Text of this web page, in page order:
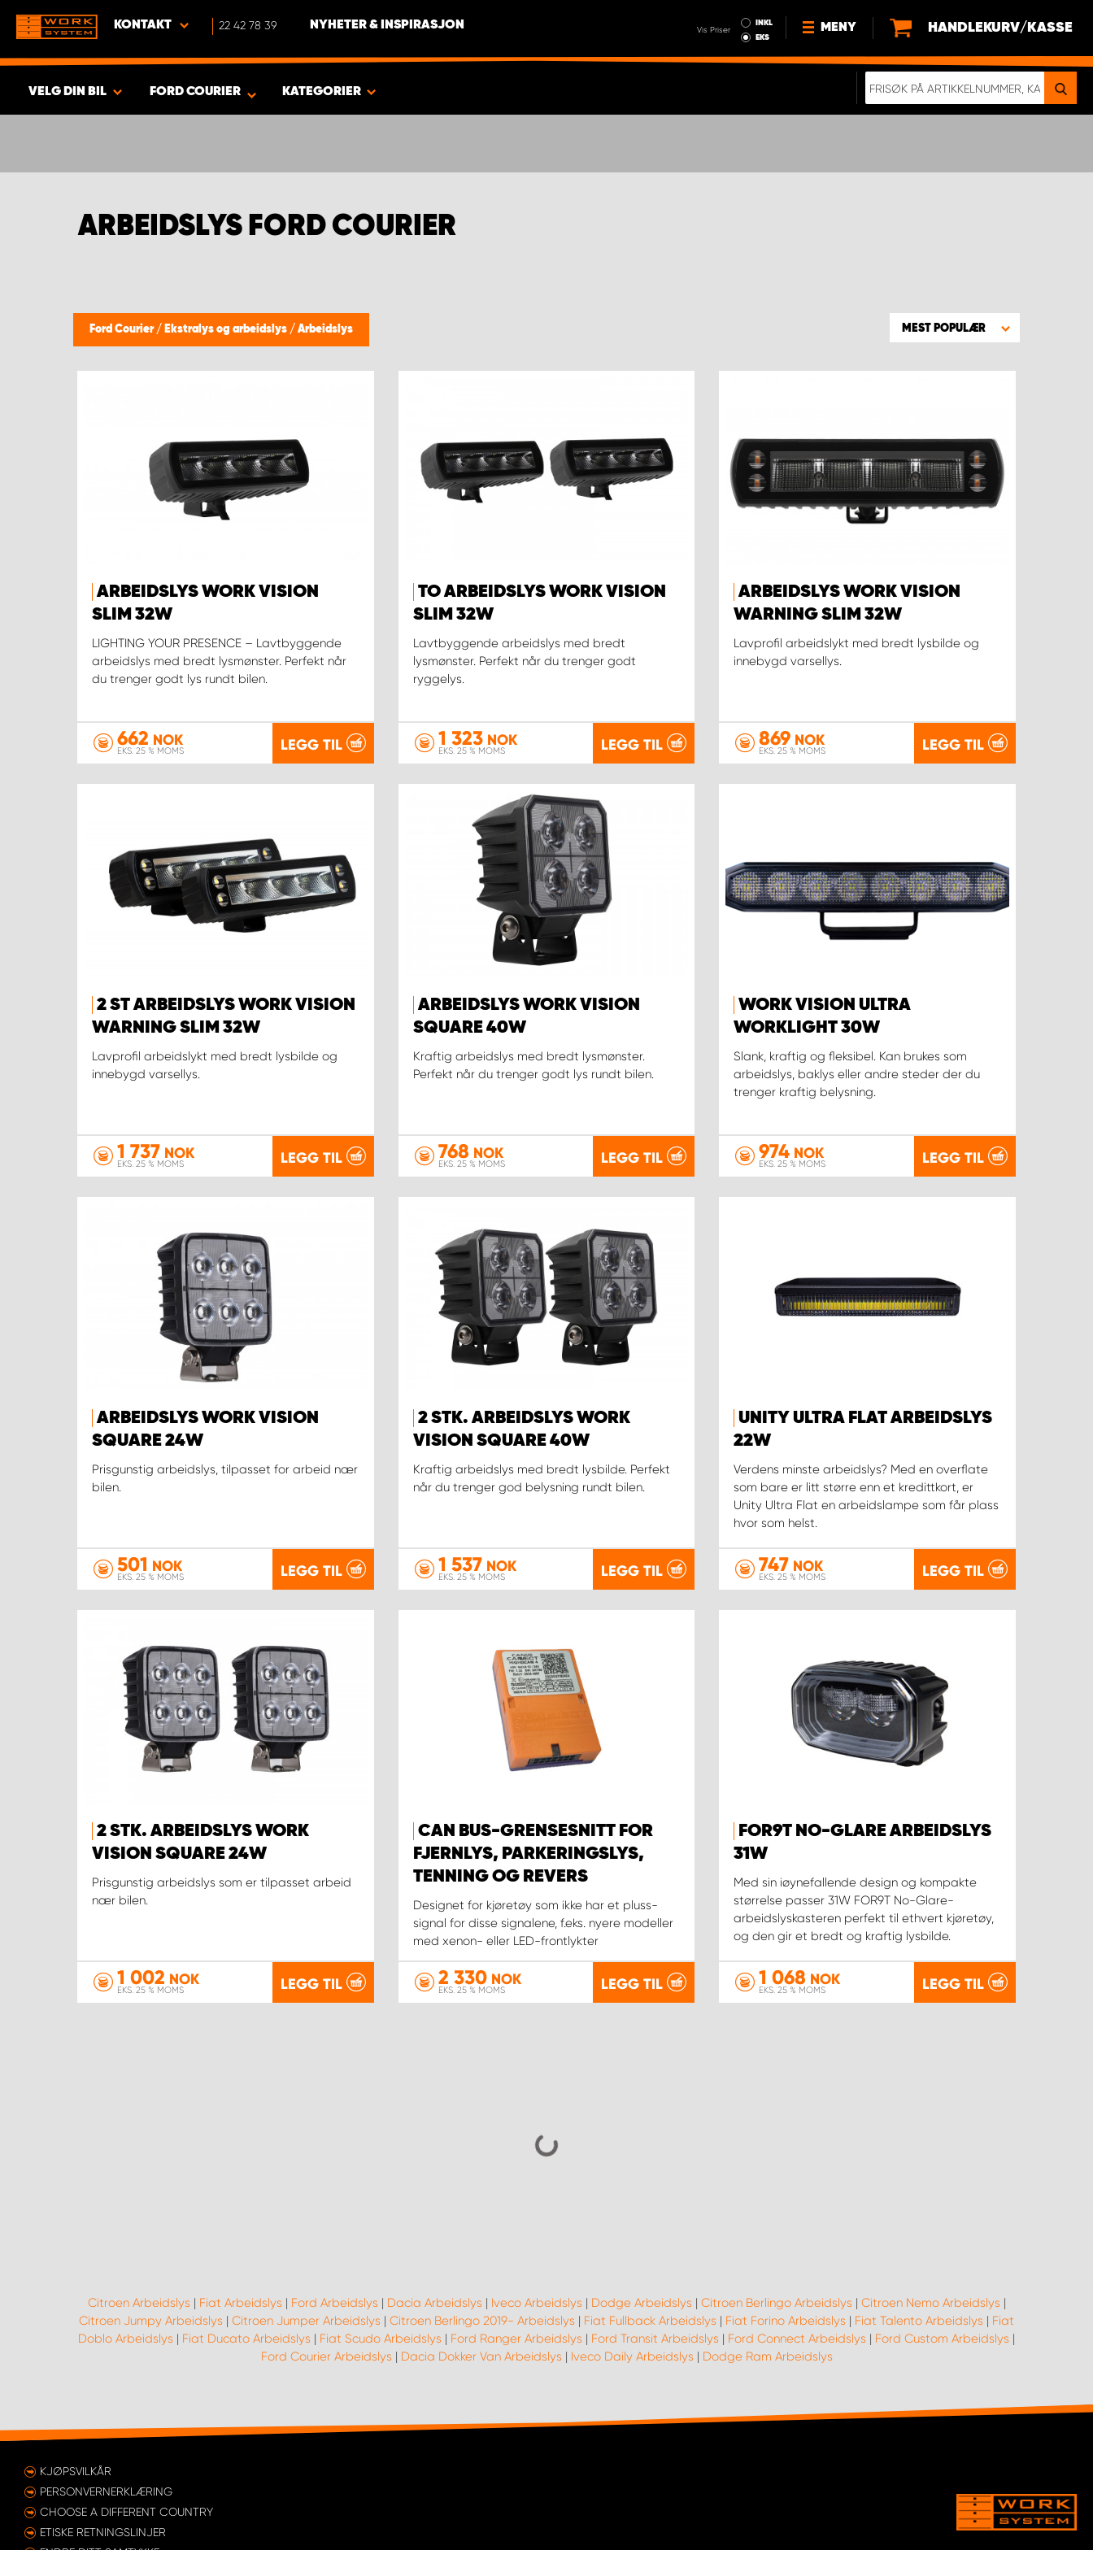
KONTAKT 22 42 78 39 NYHETER & INSPIRASJON Vis Priser
INKL
EKS
MENY
NYHETER
HANDLEKURV/KASSE
VELG DIN BIL FORD COURIER KATEGORIER
ARBEIDSLYS FORD COURIER
Ford Courier / Ekstralys og arbeidslys / Arbeidslys MEST POPULÆR
ARBEIDSLYS WORK VISION
SLIM 32W
LIGHTING YOUR PRESENCE – Lavtbyggende
arbeidslys med bredt lysmønster. Perfekt når
du trenger godt lys rundt bilen.
662 NOK
EKS. 25 % MOMS LEGG TIL
TO ARBEIDSLYS WORK VISION
SLIM 32W
Lavtbyggende arbeidslys med bredt
lysmønster. Perfekt når du trenger godt
ryggelys.
1 323NOK
EKS. 25 % MOMS LEGG TIL
ARBEIDSLYS WORK VISION
WARNING SLIM 32W
Lavprofil arbeidslykt med bredt lysbilde og
innebygd varsellys.
869 NOK
EKS. 25 % MOMS LEGG TIL
2 ST ARBEIDSLYS WORK VISION
WARNING SLIM 32W
Lavprofil arbeidslykt med bredt lysbilde og
innebygd varsellys.
1 737 NOK
EKS. 25 % MOMS LEGG TIL
ARBEIDSLYS WORK VISION
SQUARE 40W
Kraftig arbeidslys med bredt lysmønster.
Perfekt når du trenger godt lys rundt bilen.
768 NOK
EKS. 25 % MOMS LEGG TIL
WORK VISION ULTRA
WORKLIGHT 30W
Slank, kraftig og fleksibel. Kan brukes som
arbeidslys, baklys eller andre steder der du
trenger kraftig belysning.
974 NOK
EKS. 25 % MOMS LEGG TIL
ARBEIDSLYS WORK VISION
SQUARE 24W
Prisgunstig arbeidslys, tilpasset for arbeid nær
bilen.
501 NOK
EKS. 25 % MOMS LEGG TIL
2 STK. ARBEIDSLYS WORK
VISION SQUARE 40W
Kraftig arbeidslys med bredt lysbilde. Perfekt
når du trenger god belysning rundt bilen.
1 537NOK
EKS. 25 % MOMS LEGG TIL
UNITY ULTRA FLAT ARBEIDSLYS
22W
Verdens minste arbeidslys? Med en overflate
som bare er litt større enn et kredittkort, er
Unity Ultra Flat en arbeidslampe som får plass
hvor som helst.
747 NOK
EKS. 25 % MOMS LEGG TIL
2 STK. ARBEIDSLYS WORK
VISION SQUARE 24W
Prisgunstig arbeidslys som er tilpasset arbeid
nær bilen.
1 002 NOK
EKS. 25 % MOMS LEGG TIL
CAN BUS-GRENSESNITT FOR
FJERNLYS, PARKERINGSLYS,
TENNING OG REVERS
Designet for kjøretøy som ikke har et pluss-
signal for disse signalene, f.eks. nyere modeller
med xenon- eller LED-frontlykter
2 330NOK
EKS. 25 % MOMS LEGG TIL
FOR9T NO-GLARE ARBEIDSLYS
31W
Med sin iøynefallende design og kompakte
størrelse passer 31W FOR9T No-Glare-
arbeidslyskasteren perfekt til ethvert kjøretøy,
og den gir et bredt og kraftig lysbilde.
1 068 NOK
EKS. 25 % MOMS LEGG TIL
Citroen Arbeidslys | Fiat Arbeidslys | Ford Arbeidslys | Dacia Arbeidslys | Iveco Arbeidslys | Dodge Arbeidslys | Citroen Berlingo Arbeidslys | Citroen Nemo Arbeidslys |
Citroen Jumpy Arbeidslys | Citroen Jumper Arbeidslys | Citroen Berlingo 2019- Arbeidslys | Fiat Fullback Arbeidslys | Fiat Forino Arbeidslys | Fiat Talento Arbeidslys | Fiat
Doblo Arbeidslys | Fiat Ducato Arbeidslys | Fiat Scudo Arbeidslys | Ford Ranger Arbeidslys | Ford Transit Arbeidslys | Ford Connect Arbeidslys | Ford Custom Arbeidslys |
Ford Courier Arbeidslys | Dacia Dokker Van Arbeidslys | Iveco Daily Arbeidslys | Dodge Ram Arbeidslys
KJØPSVILKÅR
PERSONVERNERKLÆRING
CHOOSE A DIFFERENT COUNTRY
ETISKE RETNINGSLINJER